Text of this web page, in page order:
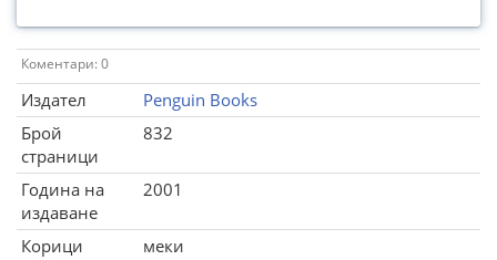
Коментари: 0
Издател
Penguin Books
Брой
страници
832
Година на
издаване
2001
Корици
меки